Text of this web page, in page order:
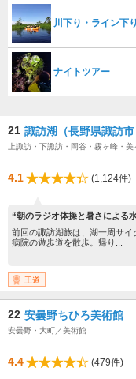
川下り・ライン下り
ナイトツアー
21 諏訪湖（長野県諏訪市
上諏訪・下諏訪・岡谷・霧ヶ峰・
4.1 (1,124件)
“朝のラジオ体操と暑さによる
前回の諏訪湖旅は、湖一周サ
病院の遊歩道を散歩。帰り...
王道
22 安曇野ちひろ美術館
安曇野・大町／美術館
4.4 (479件)